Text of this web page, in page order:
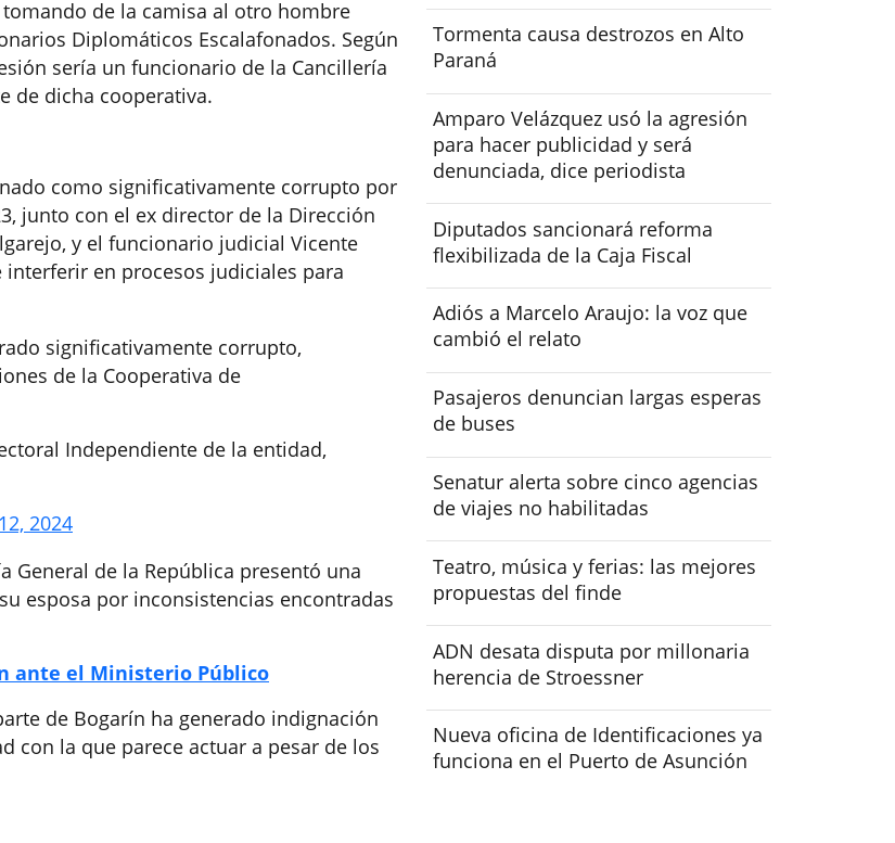
de la camisa al otro hombre
Diplomáticos Escalafonados. Según
sería un funcionario de la Cancillería
de dicha cooperativa.
como significativamente corrupto por
junto con el ex director de la Dirección
y el funcionario judicial Vicente
interferir en procesos judiciales para
significativamente corrupto,
de la Cooperativa de
Independiente de la entidad,
2024
General de la República presentó una
esposa por inconsistencias encontradas
ante el Ministerio Público
de Bogarín ha generado indignación
con la que parece actuar a pesar de los
Tormenta causa destrozos en Alto
Paraná
Amparo Velázquez usó la agresión
para hacer publicidad y será
denunciada, dice periodista
Diputados sancionará reforma
flexibilizada de la Caja Fiscal
Adiós a Marcelo Araujo: la voz que
cambió el relato
Pasajeros denuncian largas esperas
de buses
Senatur alerta sobre cinco agencias
de viajes no habilitadas
Teatro, música y ferias: las mejores
propuestas del finde
ADN desata disputa por millonaria
herencia de Stroessner
Nueva oficina de Identificaciones ya
funciona en el Puerto de Asunción